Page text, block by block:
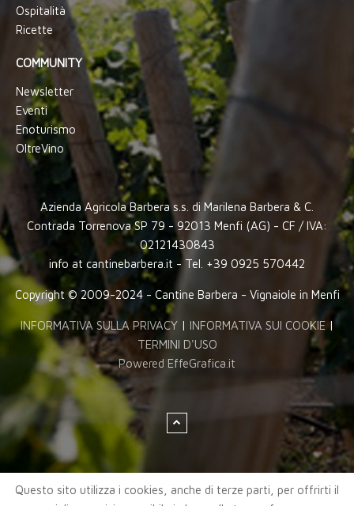
Ospitalità
Ricette
COMMUNITY
Newsletter
Eventi
Enoturismo
OltreVino
Azienda Agricola Barbera s.s. di Marilena Barbera & C.
Contrada Torrenova SP 79 - 92013 Menfi (AG) - CF / IVA:
02121430843
info at cantinebarbera.it - Tel. +39 0925 570442
Copyright © 2009-2024 - Cantine Barbera - Vignaiole in Menfi
INFORMATIVA SULLA PRIVACY| INFORMATIVA SUI COOKIE|
TERMINI D'USO
Powered EffeGrafica.it
Questo sito utilizza i cookies, anche di terze parti, per offrirti il